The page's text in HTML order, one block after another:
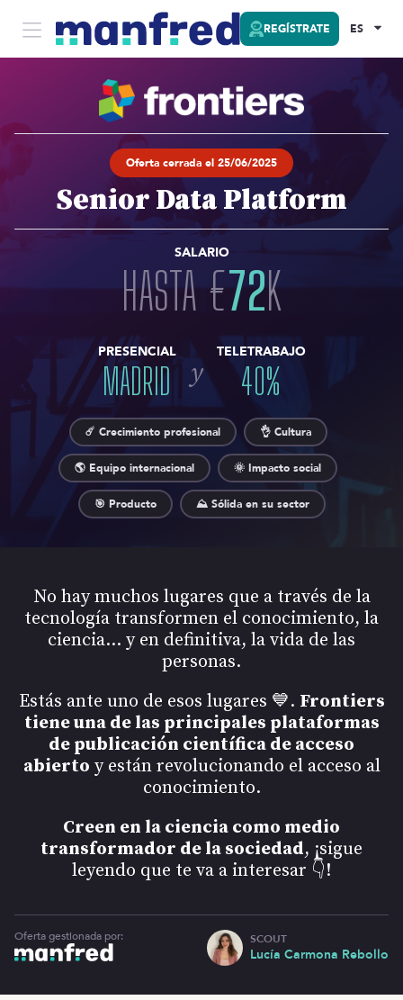
REGÍSTRATE ES
Oferta cerrada el 25/06/2025
Senior Data Platform
SALARIO
HASTA€72K
PRESENCIAL
MADRID y
TELETRABAJO
40%
☄️ Crecimiento profesional 👌 Cultura
🌎 Equipo internacional 🌞 Impacto social
🎯 Producto ⛰️ Sólida en su sector
No hay muchos lugares que a través de la
tecnología transformen el conocimiento, la
ciencia... y en definitiva, la vida de las
personas.
Estás ante uno de esos lugares 💙. Frontiers
tiene una de las principales plataformas
de publicación científica de acceso
abierto y están revolucionando el acceso al
conocimiento.
Creen en la ciencia como medio
transformador de la sociedad, ¡sigue
leyendo que te va a interesar 👇!
Oferta gestionada por: SCOUT
Lucía Carmona Rebollo